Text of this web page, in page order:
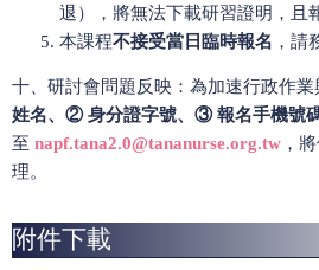
退），將無法下載研習證明，且
本課程不接受當日臨時報名 ，請
十、研討會問題反映：為加速行政作
姓名、② 身分證字號、③ 報名手機號
至 napf.tana2.0@tananurse.org.tw ，
理。
附件下載